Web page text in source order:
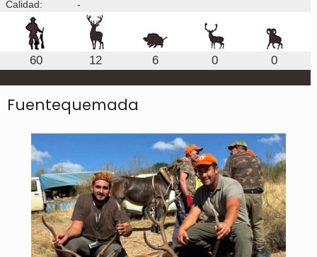
Calidad:
-
60 12 6 0 0
Fuentequemada